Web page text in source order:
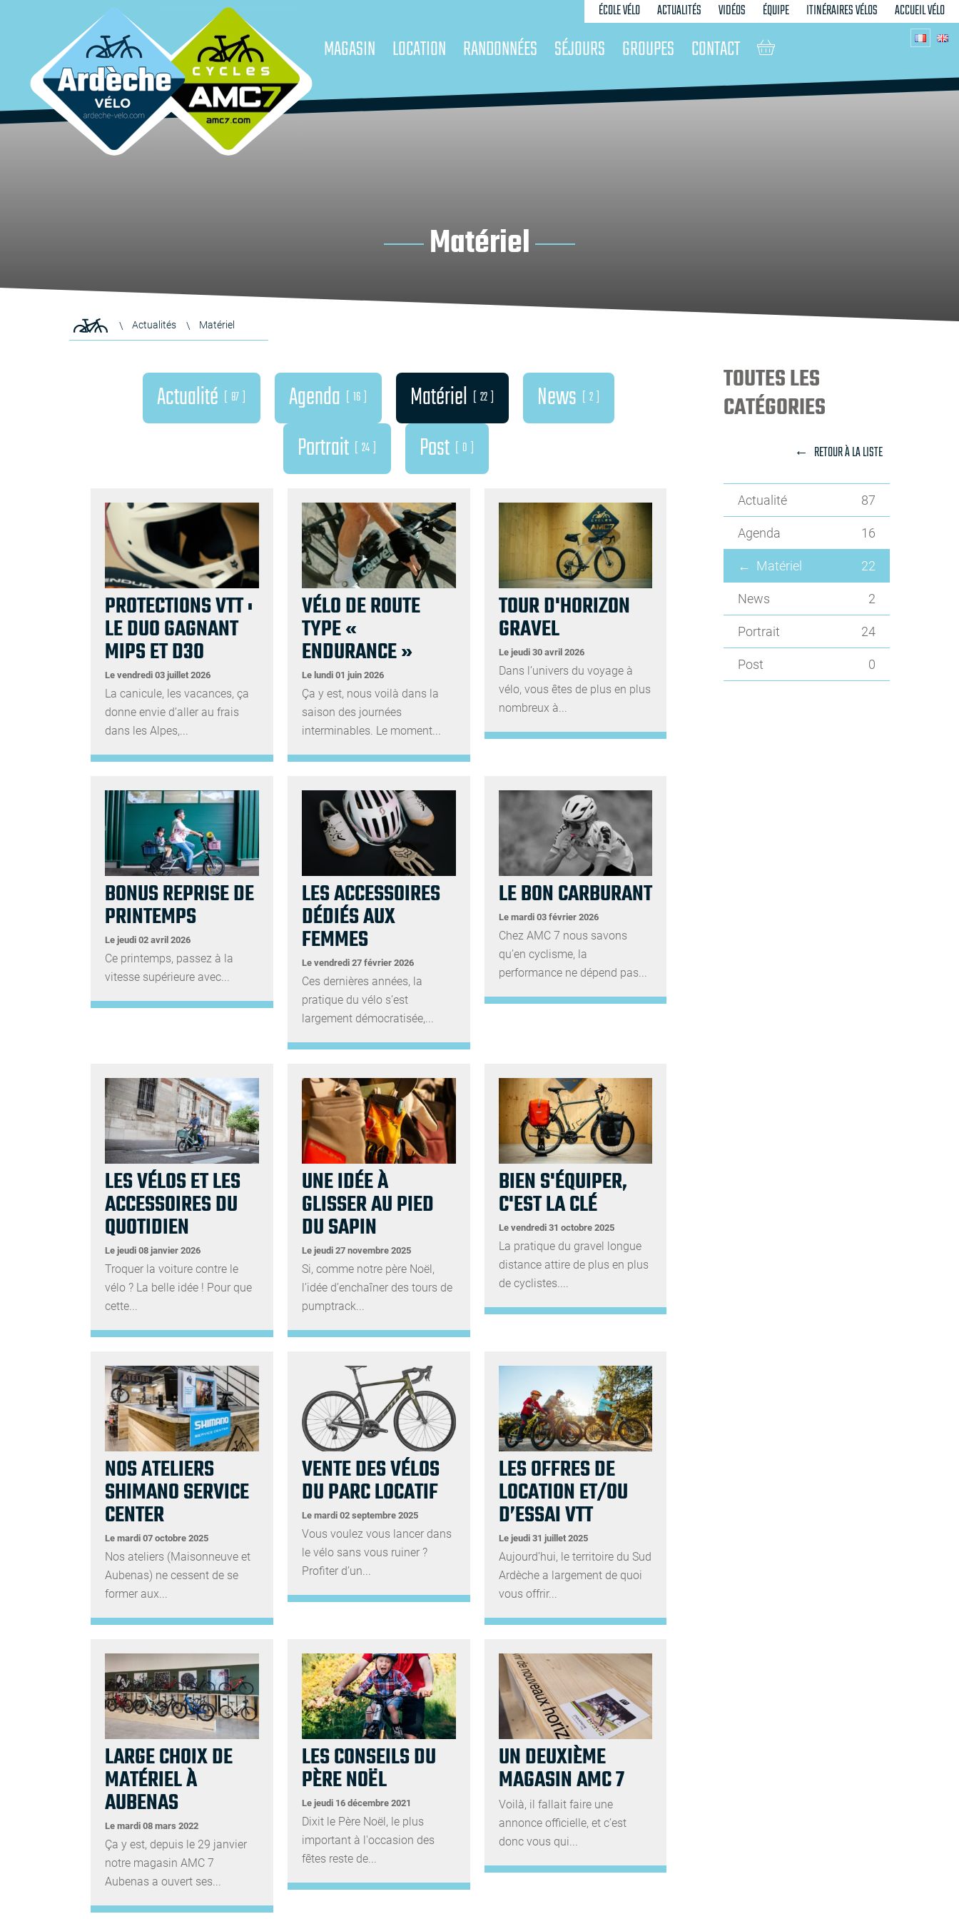
MAGASIN LOCATION RANDONNÉES SÉJOURS GROUPES CONTACT
ÉCOLE VÉLO ACTUALITÉS VIDÉOS ÉQUIPE ITINÉRAIRES VÉLOS ACCUEIL VÉLO
Matériel
Actualités Matériel
Actualité 87 Agenda 16 Matériel 22 News 2
Portrait 24 Post 0
PROTECTIONS VTT :
LE DUO GAGNANT
MIPS ET D3O
Le vendredi 03 juillet 2026
La canicule, les vacances, ça
donne envie d’aller au frais
dans les Alpes,...
VÉLO DE ROUTE
TYPE «
ENDURANCE »
Le lundi 01 juin 2026
Ça y est, nous voilà dans la
saison des journées
interminables. Le moment...
TOUR D'HORIZON
GRAVEL
Le jeudi 30 avril 2026
Dans l’univers du voyage à
vélo, vous êtes de plus en plus
nombreux à...
BONUS REPRISE DE
PRINTEMPS
Le jeudi 02 avril 2026
Ce printemps, passez à la
vitesse supérieure avec...
LES ACCESSOIRES
DÉDIÉS AUX
FEMMES
Le vendredi 27 février 2026
Ces dernières années, la
pratique du vélo s’est
largement démocratisée,...
LE BON CARBURANT
Le mardi 03 février 2026
Chez AMC 7 nous savons
qu’en cyclisme, la
performance ne dépend pas...
LES VÉLOS ET LES
ACCESSOIRES DU
QUOTIDIEN
Le jeudi 08 janvier 2026
Troquer la voiture contre le
vélo ? La belle idée ! Pour que
cette...
UNE IDÉE À
GLISSER AU PIED
DU SAPIN
Le jeudi 27 novembre 2025
Si, comme notre père Noël,
l’idée d’enchaîner des tours de
pumptrack...
BIEN S'ÉQUIPER,
C'EST LA CLÉ
Le vendredi 31 octobre 2025
La pratique du gravel longue
distance attire de plus en plus
de cyclistes....
NOS ATELIERS
SHIMANO SERVICE
CENTER
Le mardi 07 octobre 2025
Nos ateliers (Maisonneuve et
Aubenas) ne cessent de se
former aux...
VENTE DES VÉLOS
DU PARC LOCATIF
Le mardi 02 septembre 2025
Vous voulez vous lancer dans
le vélo sans vous ruiner ?
Profiter d’un...
LES OFFRES DE
LOCATION ET/OU
D’ESSAI VTT
Le jeudi 31 juillet 2025
Aujourd’hui, le territoire du Sud
Ardèche a largement de quoi
vous offrir...
LARGE CHOIX DE
MATÉRIEL À
AUBENAS
Le mardi 08 mars 2022
Ça y est, depuis le 29 janvier
notre magasin AMC 7
Aubenas a ouvert ses...
LES CONSEILS DU
PÈRE NOËL
Le jeudi 16 décembre 2021
Dixit le Père Noël, le plus
important à l'occasion des
fêtes reste de...
UN DEUXIÈME
MAGASIN AMC 7
Voilà, il fallait faire une
annonce officielle, et c’est
donc vous qui...
TOUTES LES
CATÉGORIES
RETOUR À LA LISTE
Actualité 87
Agenda 16
Matériel 22
News 2
Portrait 24
Post 0